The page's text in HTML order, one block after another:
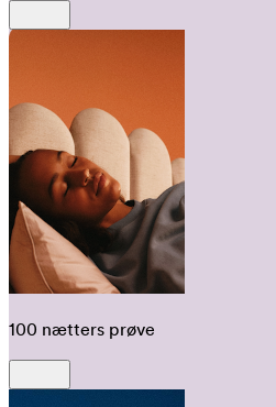
100 nætters prøve